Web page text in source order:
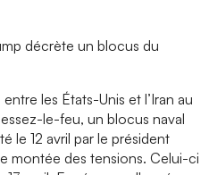
décrète un blocus du
les États-Unis et l’Iran au
le-feu, un blocus naval
le 12 avril par le président
montée des tensions. Celui-ci